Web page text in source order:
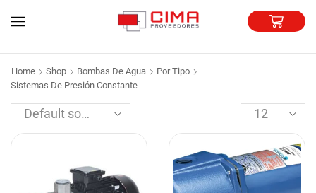
Home Shop Bombas De Agua
Por Tipo
Sistemas De Presión Constante